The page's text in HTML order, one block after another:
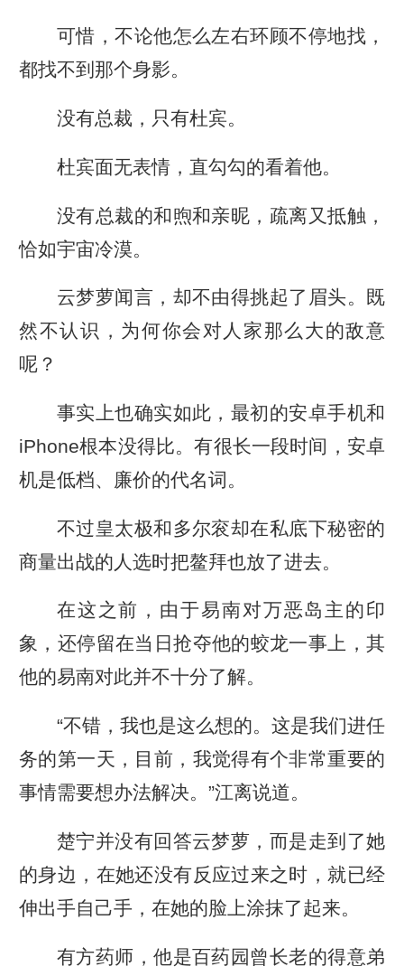
可惜，不论他怎么左右环顾不停地找，
都找不到那个身影。
没有总裁，只有杜宾。
杜宾面无表情，直勾勾的看着他。
没有总裁的和煦和亲昵，疏离又抵触，
恰如宇宙冷漠。
云梦萝闻言，却不由得挑起了眉头。既
然不认识，为何你会对人家那么大的敌意
呢？
事实上也确实如此，最初的安卓手机和
iPhone根本没得比。有很长一段时间，安卓
机是低档、廉价的代名词。
不过皇太极和多尔衮却在私底下秘密的
商量出战的人选时把鳌拜也放了进去。
在这之前，由于易南对万恶岛主的印
象，还停留在当日抢夺他的蛟龙一事上，其
他的易南对此并不十分了解。
“不错，我也是这么想的。这是我们进任
务的第一天，目前，我觉得有个非常重要的
事情需要想办法解决。”江离说道。
楚宁并没有回答云梦萝，而是走到了她
的身边，在她还没有反应过来之时，就已经
伸出手自己手，在她的脸上涂抹了起来。
有方药师，他是百药园曾长老的得意弟